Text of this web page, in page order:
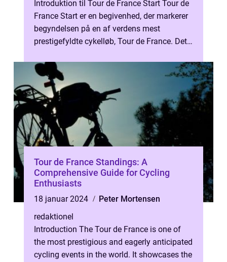
Introduktion til Tour de France Start Tour de
France Start er en begivenhed, der markerer
begyndelsen på en af verdens mest
prestigefyldte cykelløb, Tour de France. Det
Tour de France Standings: A
Comprehensive Guide for Cycling
Enthusiasts
18 januar 2024
Peter Mortensen
redaktionel
Introduction The Tour de France is one of
the most prestigious and eagerly anticipated
cycling events in the world. It showcases the